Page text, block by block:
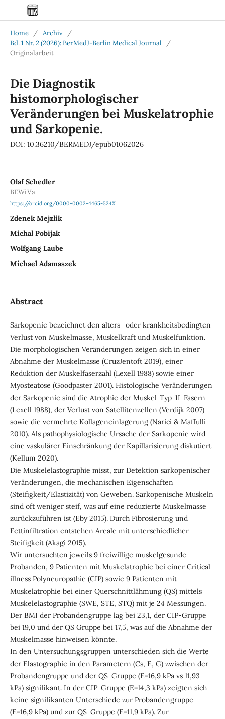
Home / Archiv
/
Bd. 1 Nr. 2 (2026): BerMedJ-Berlin Medical Journal
/
Originalarbeit
Die Diagnostik
histomorphologischer
Veränderungen bei Muskelatrophie
und Sarkopenie.
DOI: 10.36210/BERMEDJ/epub01062026
Olaf Schedler
BEWiVa
https://orcid.org/0000-0002-4465-524X
Zdenek Mejzlik
Michal Pobijak
Wolfgang Laube
Michael Adamaszek
Abstract
Sarkopenie bezeichnet den alters- oder krankheitsbedingten
Verlust von Muskelmasse, Muskelkraft und Muskelfunktion.
Die morphologischen Veränderungen zeigen sich in einer
Abnahme der Muskelmasse (CruzJentoft 2019), einer
Reduktion der Muskelfaserzahl (Lexell 1988) sowie einer
Myosteatose (Goodpaster 2001). Histologische Veränderungen
der Sarkopenie sind die Atrophie der Muskel-Typ-II-Fasern
(Lexell 1988), der Verlust von Satellitenzellen (Verdijk 2007)
sowie die vermehrte Kollageneinlagerung (Narici & Maffulli
2010). Als pathophysiologische Ursache der Sarkopenie wird
eine vaskulärer Einschränkung der Kapillarisierung diskutiert
(Kellum 2020).
Die Muskelelastographie misst, zur Detektion sarkopenischer
Veränderungen, die mechanischen Eigenschaften
(Steifigkeit/Elastizität) von Geweben. Sarkopenische Muskeln
sind oft weniger steif, was auf eine reduzierte Muskelmasse
zurückzuführen ist (Eby 2015). Durch Fibrosierung und
Fettinfiltration entstehen Areale mit unterschiedlicher
Steifigkeit (Akagi 2015).
Wir untersuchten jeweils 9 freiwillige muskelgesunde
Probanden, 9 Patienten mit Muskelatrophie bei einer Critical
illness Polyneuropathie (CIP) sowie 9 Patienten mit
Muskelatrophie bei einer Querschnittlähmung (QS) mittels
Muskelelastographie (SWE, STE, STQ) mit je 24 Messungen.
Der BMI der Probandengruppe lag bei 23,1, der CIP-Gruppe
bei 19,0 und der QS Gruppe bei 17,5, was auf die Abnahme der
Muskelmasse hinweisen könnte.
In den Untersuchungsgruppen unterschieden sich die Werte
der Elastographie in den Parametern (Cs, E, G) zwischen der
Probandengruppe und der QS-Gruppe (E=16,9 kPa vs 11,93
kPa) signifikant. In der CIP-Gruppe (E=14,3 kPa) zeigten sich
keine signifikanten Unterschiede zur Probandengruppe
(E=16,9 kPa) und zur QS-Gruppe (E=11,9 kPa). Zur